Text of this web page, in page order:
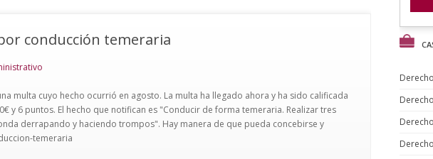
conducción temeraria
multa cuyo hecho ocurrió en agosto. La multa ha llegado ahora y ha sido calificada
y 6 puntos. El hecho que notifican es "Conducir de forma temeraria. Realizar tres
derrapando y haciendo trompos". Hay manera de que pueda concebirse y
temeraria